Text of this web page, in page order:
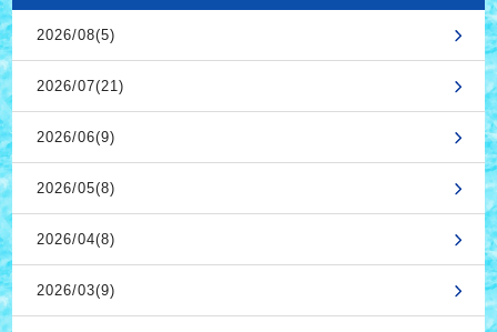
2026/08(5)
2026/07(21)
2026/06(9)
2026/05(8)
2026/04(8)
2026/03(9)